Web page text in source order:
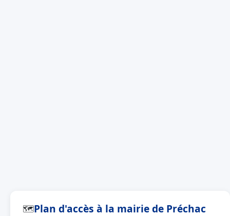
🗺Plan d'accès à la mairie de Préchac